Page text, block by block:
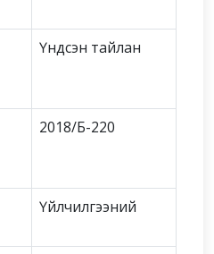
Үндсэн тайлан
2018/Б-220
Үйлчилгээний